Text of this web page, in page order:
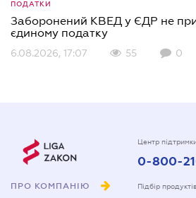
ПОДАТКИ
Заборонений КВЕД у ЄДР не
єдиному податку
6.08.2026, 17:07 55 0
ПРО КОМПАНІЮ
Центр
0-800-
Підбір